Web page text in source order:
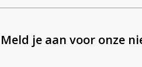
Meld je aan voor onze